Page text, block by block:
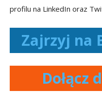
profilu na LinkedIn oraz
Zajrzyj na
Dołącz